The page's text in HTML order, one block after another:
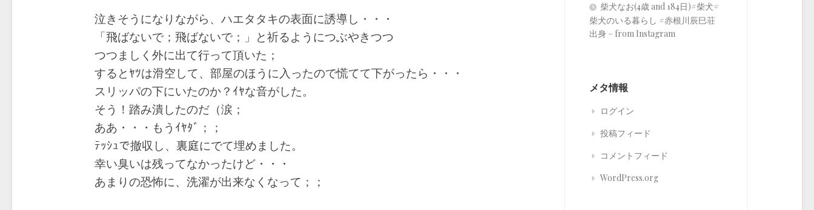
泣きそうになりながら、ハエタタキの表面に誘導し・・・
「飛ばないで；飛ばないで；」と祈るようにつぶやきつつ
つつましく外に出て行って頂いた；
するとﾔﾂは滑空して、部屋のほうに入ったので慌てて下がったら・・・
スリッパの下にいたのか？ｲﾔな音がした。
そう！踏み潰したのだ（涙；
ああ・・・もうｲﾔﾀﾞ；；
ﾃｯｼｭで撤収し、裏庭にでて埋めました。
幸い臭いは残ってなかったけど・・・
あまりの恐怖に、洗濯が出来なくなって；；
柴犬なお(4歳 and 184日)#柴犬#
柴犬のいる暮らし #赤根川辰巳荘
出身 – from Instagram
メタ情報
ログイン
投稿フィード
コメントフィード
WordPress.org